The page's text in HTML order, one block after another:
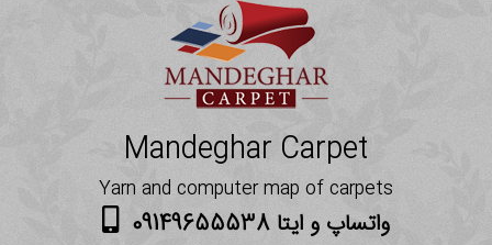
Mandeghar Carpet
Yarn and computer map of carpets
واتساپ و ایتا 09149655538